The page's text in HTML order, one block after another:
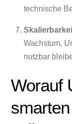
technische
Wachstum,
nutzbar
Worauf